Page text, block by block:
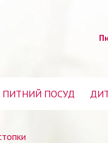
ПИТНИЙ ПОСУД